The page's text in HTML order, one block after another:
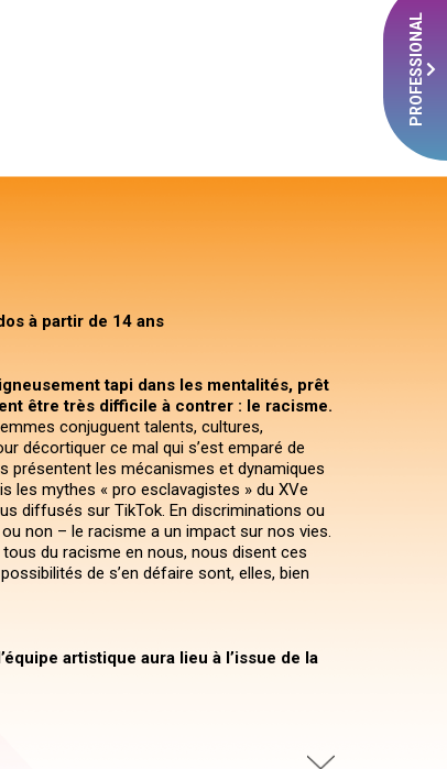
PROFESSIONAL
à partir de 14 ans
tapi dans les mentalités, prêt
être très difficile à contrer : le racisme.
conjuguent talents, cultures,
décortiquer ce mal qui s’est emparé de
présentent les mécanismes et dynamiques
les mythes « pro esclavagistes » du XVe
diffusés sur TikTok. En discriminations ou
non – le racisme a un impact sur nos vies.
du racisme en nous, nous disent ces
de s’en défaire sont, elles, bien
artistique aura lieu à l’issue de la